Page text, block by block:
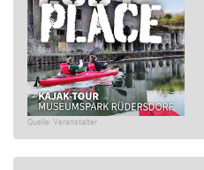
Quelle: Veranstalter